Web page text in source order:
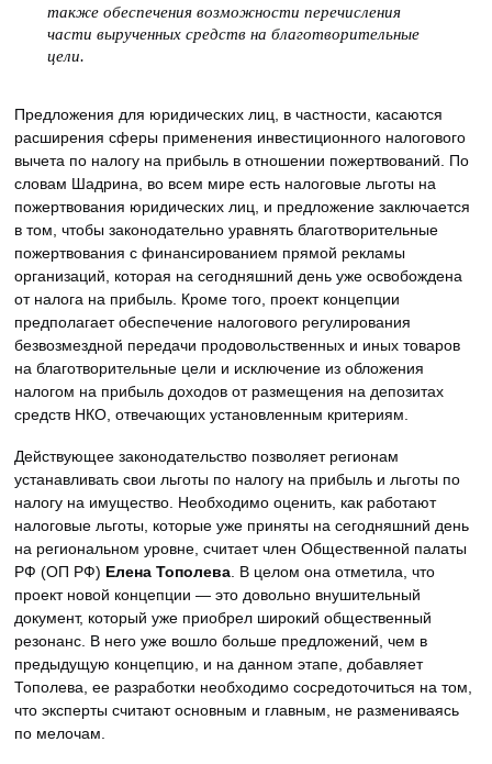
также обеспечения возможности перечисления
части вырученных средств на благотворительные
цели.
Предложения для юридических лиц, в частности, касаются
расширения сферы применения инвестиционного налогового
вычета по налогу на прибыль в отношении пожертвований. По
словам Шадрина, во всем мире есть налоговые льготы на
пожертвования юридических лиц, и предложение заключается
в том, чтобы законодательно уравнять благотворительные
пожертвования с финансированием прямой рекламы
организаций, которая на сегодняшний день уже освобождена
от налога на прибыль. Кроме того, проект концепции
предполагает обеспечение налогового регулирования
безвозмездной передачи продовольственных и иных товаров
на благотворительные цели и исключение из обложения
налогом на прибыль доходов от размещения на депозитах
средств НКО, отвечающих установленным критериям.
Действующее законодательство позволяет регионам
устанавливать свои льготы по налогу на прибыль и льготы по
налогу на имущество. Необходимо оценить, как работают
налоговые льготы, которые уже приняты на сегодняшний день
на региональном уровне, считает член Общественной палаты
РФ (ОП РФ) Елена Тополева . В целом она отметила, что
проект новой концепции — это довольно внушительный
документ, который уже приобрел широкий общественный
резонанс. В него уже вошло больше предложений, чем в
предыдущую концепцию, и на данном этапе, добавляет
Тополева, ее разработки необходимо сосредоточиться на том,
что эксперты считают основным и главным, не размениваясь
по мелочам.